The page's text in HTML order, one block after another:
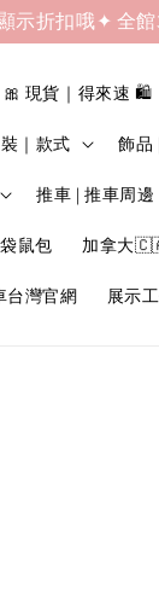
示折扣哦✦ 全
🎀 現貨｜得來速 🛍️
｜款式 飾品
推車 | 推車周
鼠包 加拿大
台灣官網 展示